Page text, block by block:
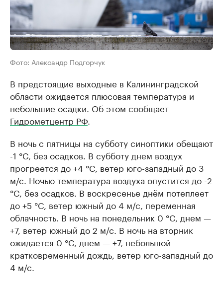
Фото: Александр Подгорчук
В предстоящие выходные в Калининградской
области ожидается плюсовая температура и
небольшие осадки. Об этом сообщает
Гидрометцентр РФ
В ночь с пятницы на субботу синоптики обещают
-1 °C, без осадков. В субботу днем воздух
прогреется до +4 °C, ветер юго-западный до 3
м/с. Ночью температура воздуха опустится до -2
°C, без осадков. В воскресенье днём потеплеет
до +5 °C, ветер южный до 4 м/с, переменная
облачность. В ночь на понедельник 0 °C, днем —
+7, ветер южный до 2 м/с. В ночь на вторник
ожидается 0 °C, днем — +7, небольшой
кратковременный дождь, ветер юго-западный до
4 м/с.